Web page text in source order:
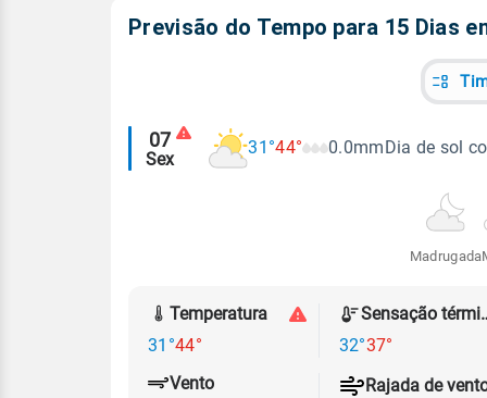
Previsão do Tempo para 15 Dias
Alertas
meteorológicos
07
Sex
31°44° 0.0mm Dia de sol
Madrugada
Temperatura
31°44°
32°37°
Vento
Rajada de